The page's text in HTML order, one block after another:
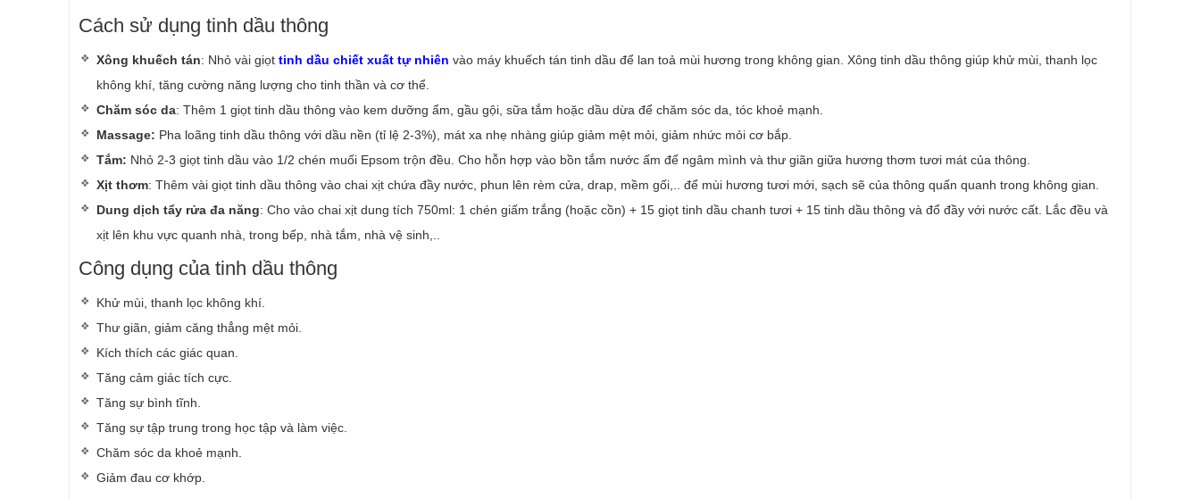
Cách sử dụng tinh dầu thông
Xông khuếch tán: Nhỏ vài giọt tinh dầu chiết xuất tự nhiên vào máy khuếch tán tinh dầu để lan toả mùi hương trong không gian. Xông tinh dầu thông giúp khử mùi, thanh lọc
không khí, tăng cường năng lượng cho tinh thần và cơ thể.
Chăm sóc da: Thêm 1 giọt tinh dầu thông vào kem dưỡng ẩm, gầu gội, sữa tắm hoặc dầu dừa để chăm sóc da, tóc khoẻ mạnh.
Massage: Pha loãng tinh dầu thông với dầu nền (tỉ lệ 2-3%), mát xa nhẹ nhàng giúp giảm mệt mỏi, giảm nhức mỏi cơ bắp.
Tắm: Nhỏ 2-3 giọt tinh dầu vào 1/2 chén muối Epsom trộn đều. Cho hỗn hợp vào bồn tắm nước ấm để ngâm mình và thư giãn giữa hương thơm tươi mát của thông.
Xịt thơm: Thêm vài giọt tinh dầu thông vào chai xịt chứa đầy nước, phun lên rèm cửa, drap, mềm gối,.. để mùi hương tươi mới, sạch sẽ của thông quấn quanh trong không gian.
Dung dịch tẩy rửa đa năng: Cho vào chai xịt dung tích 750ml: 1 chén giấm trắng (hoặc cồn) + 15 giọt tinh dầu chanh tươi + 15 tinh dầu thông và đổ đầy với nước cất. Lắc đều và
xịt lên khu vực quanh nhà, trong bếp, nhà tắm, nhà vệ sinh,..
Công dụng của tinh dầu thông
Khử mùi, thanh lọc không khí.
Thư giãn, giảm căng thẳng mệt mỏi.
Kích thích các giác quan.
Tăng cảm giác tích cực.
Tăng sự bình tĩnh.
Tăng sự tập trung trong học tập và làm việc.
Chăm sóc da khoẻ mạnh.
Giảm đau cơ khớp.